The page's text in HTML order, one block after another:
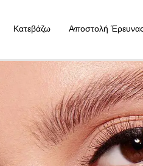
Κατεβάζω Αποστολή Έρευνας